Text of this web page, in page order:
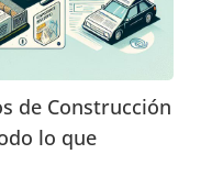
de Construcción
lo que